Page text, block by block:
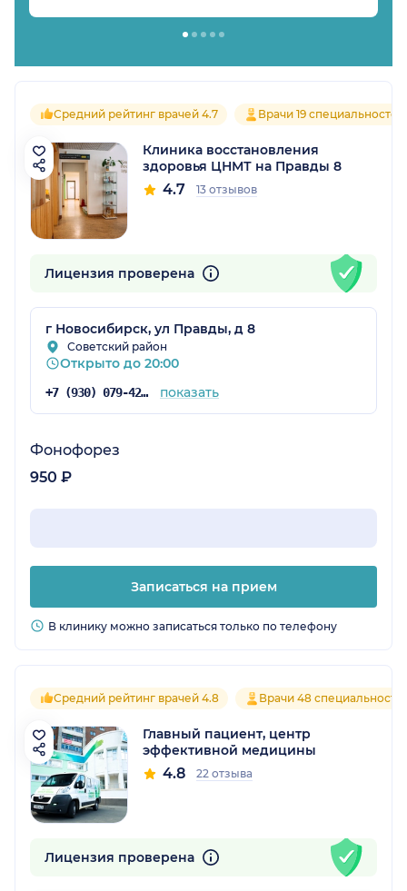
Средний рейтинг врачей 4.7 Врачи 19 специальностей
Клиника восстановления
здоровья ЦНМТ на Правды 8
4.7 13 отзывов
Лицензия проверена
г Новосибирск, ул Правды, д 8
Советский район
Открыто до 20:00
+7 (930) 079-42-04 показать
Фонофорез
950 ₽
Записаться на прием
В клинику можно записаться только по телефону
Средний рейтинг врачей 4.8 Врачи 48
Главный пациент, центр
эффективной медицины
4.8 22 отзыва
Лицензия проверена